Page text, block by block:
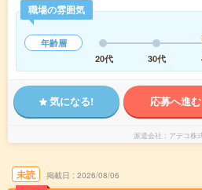
職場の雰囲気
年齢層
20代
30代
気になる! 応募へ進む
派遣会社 アデコ株
未読 掲載日 2026/08/06